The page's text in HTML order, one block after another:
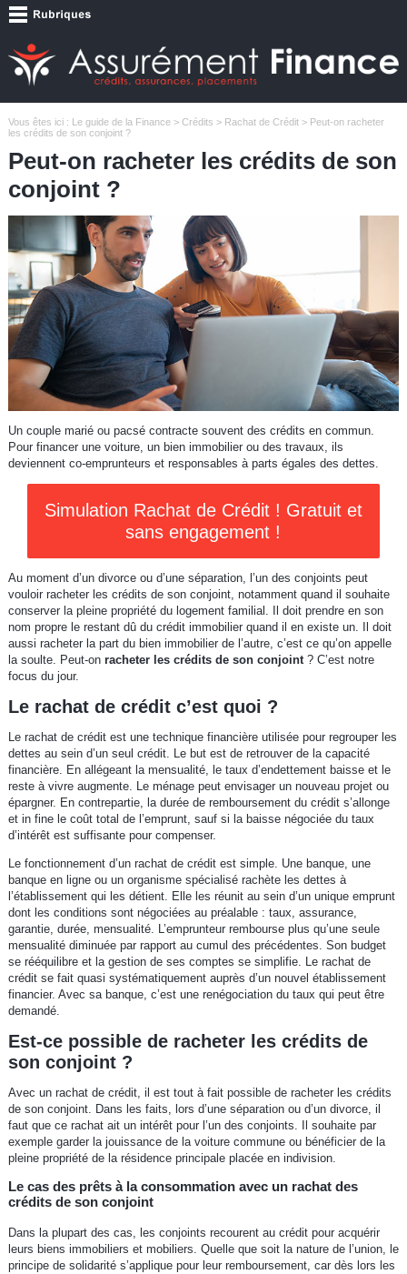
Vous êtes ici : Le guide de la Finance> Crédits > Rachat de Crédit> Peut-on racheter
les crédits de son conjoint ?
Peut-on racheter les crédits de son
conjoint ?
Un couple marié ou pacsé contracte souvent des crédits en commun.
Pour financer une voiture, un bien immobilier ou des travaux, ils
deviennent co-emprunteurs et responsables à parts égales des dettes.
Simulation Rachat de Crédit ! Gratuit et
sans engagement !
Au moment d’un divorce ou d’une séparation, l’un des conjoints peut
vouloir racheter les crédits de son conjoint, notamment quand il souhaite
conserver la pleine propriété du logement familial. Il doit prendre en son
nom propre le restant dû du crédit immobilier quand il en existe un. Il doit
aussi racheter la part du bien immobilier de l’autre, c’est ce qu’on appelle
la soulte. Peut-on racheter les crédits de son conjoint ? C’est notre
focus du jour.
Le rachat de crédit c’est quoi ?
Le rachat de crédit est une technique financière utilisée pour regrouper les
dettes au sein d’un seul crédit. Le but est de retrouver de la capacité
financière. En allégeant la mensualité, le taux d’endettement baisse et le
reste à vivre augmente. Le ménage peut envisager un nouveau projet ou
épargner. En contrepartie, la durée de remboursement du crédit s’allonge
et in fine le coût total de l’emprunt, sauf si la baisse négociée du taux
d’intérêt est suffisante pour compenser.
Le fonctionnement d’un rachat de crédit est simple. Une banque, une
banque en ligne ou un organisme spécialisé rachète les dettes à
l’établissement qui les détient. Elle les réunit au sein d’un unique emprunt
dont les conditions sont négociées au préalable : taux, assurance,
garantie, durée, mensualité. L’emprunteur rembourse plus qu’une seule
mensualité diminuée par rapport au cumul des précédentes. Son budget
se rééquilibre et la gestion de ses comptes se simplifie. Le rachat de
crédit se fait quasi systématiquement auprès d’un nouvel établissement
financier. Avec sa banque, c’est une renégociation du taux qui peut être
demandé.
Est-ce possible de racheter les crédits de
son conjoint ?
Avec un rachat de crédit, il est tout à fait possible de racheter les crédits
de son conjoint. Dans les faits, lors d’une séparation ou d’un divorce, il
faut que ce rachat ait un intérêt pour l’un des conjoints. Il souhaite par
exemple garder la jouissance de la voiture commune ou bénéficier de la
pleine propriété de la résidence principale placée en indivision.
Le cas des prêts à la consommation avec un rachat des
crédits de son conjoint
Dans la plupart des cas, les conjoints recourent au crédit pour acquérir
leurs biens immobiliers et mobiliers. Quelle que soit la nature de l’union, le
principe de solidarité s’applique pour leur remboursement, car dès lors les